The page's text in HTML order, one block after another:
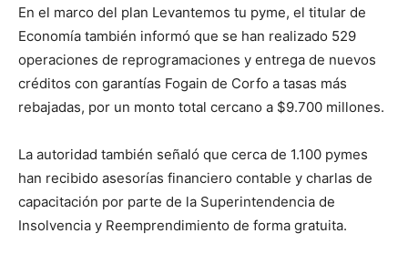
En el marco del plan Levantemos tu pyme, el titular de
Economía también informó que se han realizado 529
operaciones de reprogramaciones y entrega de nuevos
créditos con garantías Fogain de Corfo a tasas más
rebajadas, por un monto total cercano a $9.700 millones.
La autoridad también señaló que cerca de 1.100 pymes
han recibido asesorías financiero contable y charlas de
capacitación por parte de la Superintendencia de
Insolvencia y Reemprendimiento de forma gratuita.